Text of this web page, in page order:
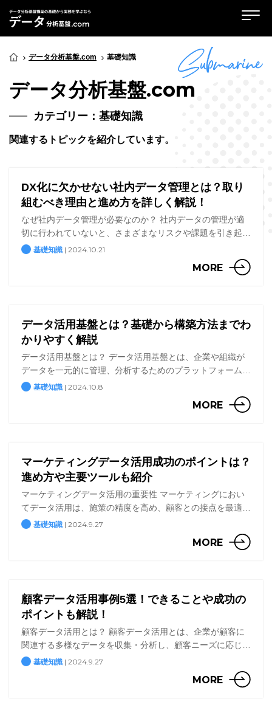
データ分析基盤.com 基礎知識
データ分析基盤.com
カテゴリー：基礎知識
関連するトピックを紹介しています。
DX化に欠かせない社内データ管理とは？取り
組むべき理由と進め方を詳しく解説！
なぜ社内データ管理が必要なのか？ 社内データの管理が適
切に行われていないと、さまざまなリスクや課題を引き起こ
します。ここでは、社内データ管理が必要な理由を詳しく解
説します。 散在するデータとそのリスク 社内データ管理が
基礎知識 | 2024.10.21
MORE
データ活用基盤とは？基礎から構築方法までわ
かりやすく解説
データ活用基盤とは？ データ活用基盤とは、企業や組織が
データを一元的に管理、分析するためのプラットフォームで
す。データが存在していても、未加工の状態（いわゆる生デ
ータ）では重複や欠損があり、分析や可視化に活かすことが
基礎知識 | 2024.10.8
MORE
マーケティングデータ活用成功のポイントは？
進め方や主要ツールも紹介
マーケティングデータ活用の重要性 マーケティングにおい
てデータ活用は、施策の精度を高め、顧客との接点を最適化
する重要な手段です。 データドリブンマーケティングとは
データドリブンマーケティングとは、顧客の行動パターンや
基礎知識 | 2024.9.27
MORE
顧客データ活用事例5選！できることや成功の
ポイントも解説！
顧客データ活用とは？ 顧客データ活用とは、企業が顧客に
関連する多様なデータを収集・分析し、顧客ニーズに応じた
サービスや製品の提供、マーケティング施策の最適化、業務
効率化を図ることです。 必要とされる背景 顧客データ活用
基礎知識 | 2024.9.27
MORE